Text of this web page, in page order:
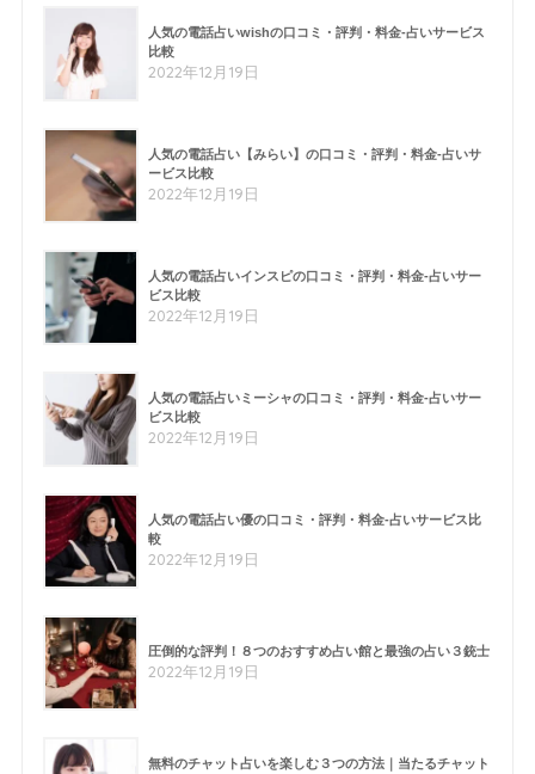
人気の電話占いwishの口コミ・評判・料金-占いサービス
比較
2022年12月19日
人気の電話占い【みらい】の口コミ・評判・料金-占いサ
ービス比較
2022年12月19日
人気の電話占いインスピの口コミ・評判・料金-占いサー
ビス比較
2022年12月19日
人気の電話占いミーシャの口コミ・評判・料金-占いサー
ビス比較
2022年12月19日
人気の電話占い優の口コミ・評判・料金-占いサービス比
較
2022年12月19日
圧倒的な評判！８つのおすすめ占い館と最強の占い３銃士
2022年12月19日
無料のチャット占いを楽しむ３つの方法｜当たるチャット